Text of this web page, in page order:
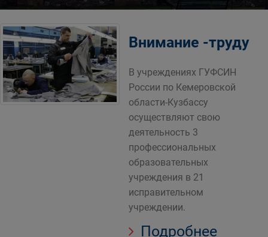
Внимание -труду
В учреждениях ГУФСИН
России по Кемеровской
области-Кузбассу
осуществляют свою
деятельность 3
профессиональных
образовательных
учреждения в 21
исправительном
учреждении.
Подробнее